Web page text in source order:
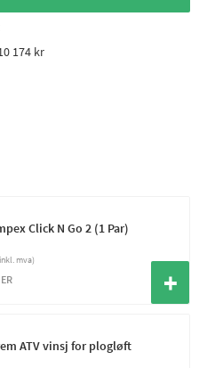
174 kr
Click N Go 2 (1 Par)
mva)
ATV vinsj for plogløft